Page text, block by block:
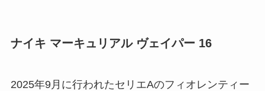
ナイキ マーキュリアル ヴェイパー 16
2025年9月に行われたセリエAのフィオレンティー